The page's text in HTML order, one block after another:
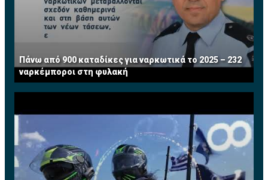
Πάνω από 900 καταδίκες για ναρκωτικά το 2025 – 232
ναρκέμποροι στη φυλακή